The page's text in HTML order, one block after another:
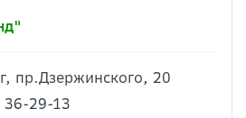
пр.Дзержинского, 20
36-29-13